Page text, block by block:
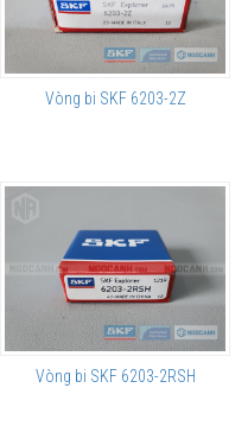
Vòng bi SKF 6203-2Z
Vòng bi SKF 6203-2RSH